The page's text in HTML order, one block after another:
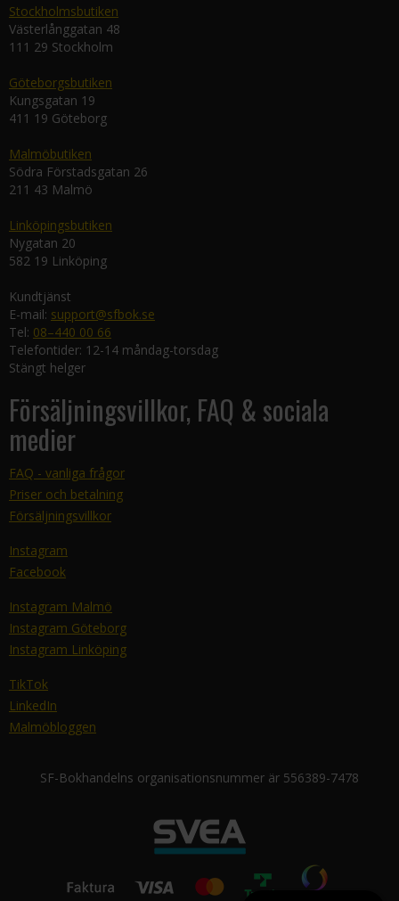
Stockholmsbutiken
Västerlånggatan 48
111 29 Stockholm
Göteborgsbutiken
Kungsgatan 19
411 19 Göteborg
Malmöbutiken
Södra Förstadsgatan 26
211 43 Malmö
Linköpingsbutiken
Nygatan 20
582 19 Linköping
Kundtjänst
E-mail: support@sfbok.se
Tel: 08–440 00 66
Telefontider: 12-14 måndag-torsdag
Stängt helger
Försäljningsvillkor, FAQ & sociala
medier
FAQ - vanliga frågor
Priser och betalning
Försäljningsvillkor
Instagram
Facebook
Instagram Malmö
Instagram Göteborg
Instagram Linköping
TikTok
LinkedIn
Malmöbloggen
SF-Bokhandelns organisationsnummer är 556389-7478